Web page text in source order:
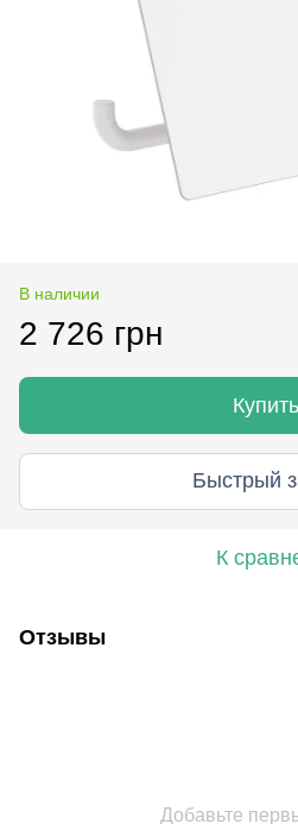
В наличии
2 726 грн
Купить
Быстрый
К
Отзывы
Добавьте